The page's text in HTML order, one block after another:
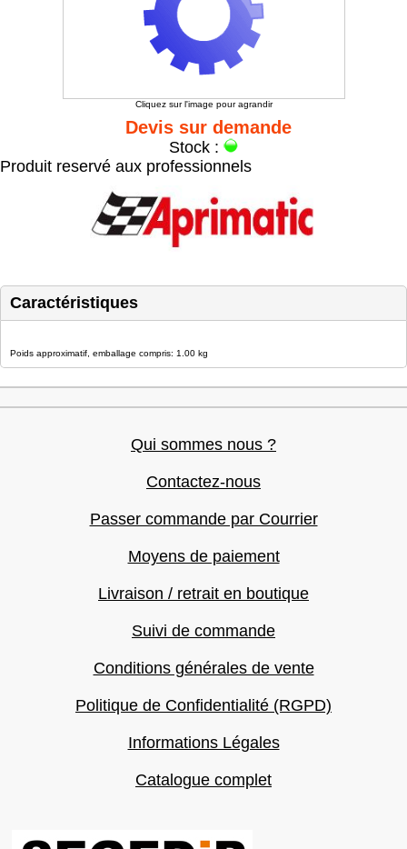
Cliquez sur l'image pour agrandir
Devis sur demande
Stock :
Produit reservé aux professionnels
Caractéristiques
Poids approximatif, emballage compris: 1.00 kg
Qui sommes nous ?
Contactez-nous
Passer commande par Courrier
Moyens de paiement
Livraison / retrait en boutique
Suivi de commande
Conditions générales de vente
Politique de Confidentialité (RGPD)
Informations Légales
Catalogue complet